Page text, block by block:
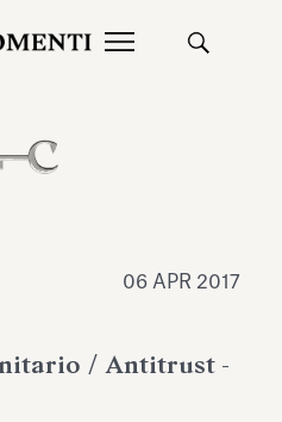
27 LUG 2026
06 APR 2017
/ Antitrust -